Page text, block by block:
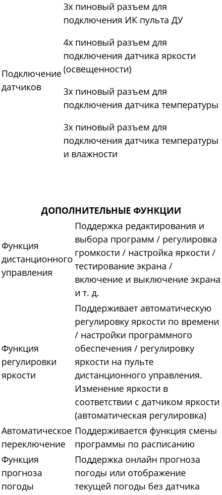
Подключение
датчиков
3х пиновый разъем для
подключения ИК пульта ДУ
4х пиновый разъем для
подключения датчика яркости
(освещенности)
3х пиновый разъем для
подключения датчика температуры
3х пиновый разъем для
подключения датчика температуры
и влажности
ДОПОЛНИТЕЛЬНЫЕ ФУНКЦИИ
Функция
дистанционного
управления
Поддержка редактирования и
выбора программ / регулировка
громкости / настройка яркости /
тестирование экрана /
включение и выключение экрана
и т. д.
Функция
регулировки
яркости
Поддерживает автоматическую
регулировку яркости по времени
/ настройки программного
обеспечения / регулировку
яркости на пульте
дистанционного управления.
Изменение яркости в
соответствии с датчиком яркости
(автоматическая регулировка)
Автоматическое
переключение
Поддерживается функция смены
программы по расписанию
Функция
прогноза
погоды
Поддержка онлайн прогноза
погоды или отображение
текущей погоды без датчика